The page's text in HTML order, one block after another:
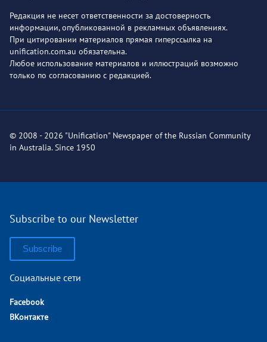
Редакция не несет ответственности за достоверность
информации, опубликованной в рекламных объявлениях.
При цитировании материалов прямая гиперссылка на
unification.com.au обязательна.
Любое использование материалов и иллюстраций возможно
только по согласованию с редакцией.
© 2008 - 2026 "Unification" Newspaper of the Russian Community
in Australia. Since 1950
Subscribe to our Newsletter
Subscribe
Социальные сети
Facebook
ВКонтакте